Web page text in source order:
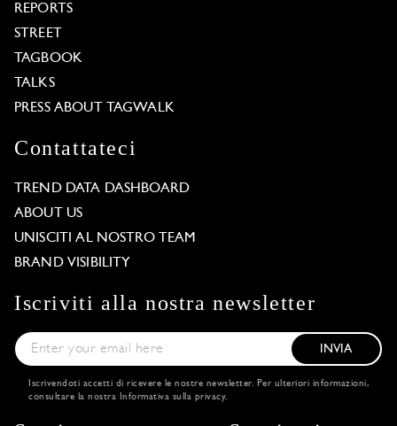
REPORTS
STREET
TAGBOOK
TALKS
PRESS ABOUT TAGWALK
Contattateci
TREND DATA DASHBOARD
ABOUT US
UNISCITI AL NOSTRO TEAM
BRAND VISIBILITY
Iscriviti alla nostra newsletter
INVIA
Iscrivendoti accetti di ricevere le nostre newsletter. Per ulteriori informazioni,
consultare la nostra
Informativa sulla privacy.